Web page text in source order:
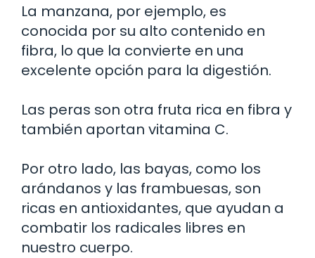
La manzana, por ejemplo, es
conocida por su alto contenido en
fibra, lo que la convierte en una
excelente opción para la digestión.
Las peras son otra fruta rica en fibra y
también aportan vitamina C.
Por otro lado, las bayas, como los
arándanos y las frambuesas, son
ricas en antioxidantes, que ayudan a
combatir los radicales libres en
nuestro cuerpo.